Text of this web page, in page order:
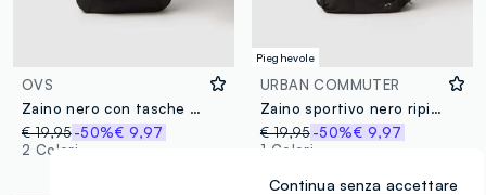
OVS
Zaino nero con tasche extra
€ 19,95-50%€ 9,97
2 Colori
Pieghevole
URBAN COMMUTER
Zaino sportivo nero ripieghevole con spallacci regolabili
€ 19,95 -50%€ 9,97
1 Colori
Continua senza accettare